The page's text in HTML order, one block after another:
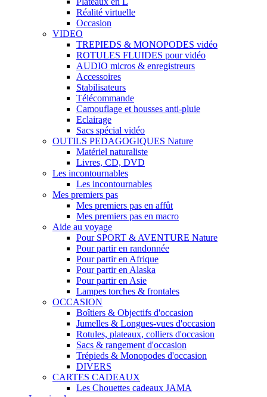
Réalité virtuelle
Occasion
VIDEO
TREPIEDS & MONOPODES vidéo
ROTULES FLUIDES pour vidéo
AUDIO micros & enregistreurs
Accessoires
Stabilisateurs
Télécommande
Camouflage et housses anti-pluie
Eclairage
Sacs spécial vidéo
OUTILS PEDAGOGIQUES Nature
Matériel naturaliste
Livres, CD, DVD
Les incontournables
Les incontournables
Mes premiers pas
Mes premiers pas en affût
Mes premiers pas en macro
Aide au voyage
Pour SPORT & AVENTURE Nature
Pour partir en randonnée
Pour partir en Afrique
Pour partir en Alaska
Pour partir en Asie
Lampes torches & frontales
OCCASION
Boîtiers & Objectifs d'occasion
Jumelles & Longues-vues d'occasion
Rotules, plateaux, colliers d'occasion
Sacs & rangement d'occasion
Trépieds & Monopodes d'occasion
DIVERS
CARTES CADEAUX
Les Chouettes cadeaux JAMA